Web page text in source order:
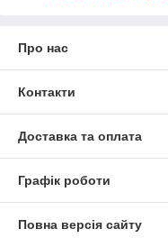
Про нас
Контакти
Доставка та оплата
Графік роботи
Повна версія сайту